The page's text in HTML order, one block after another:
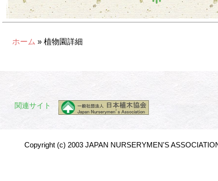
ホーム » 植物園詳細
関連サイト
Copyright (c) 2003 JAPAN NURSERYMEN'S